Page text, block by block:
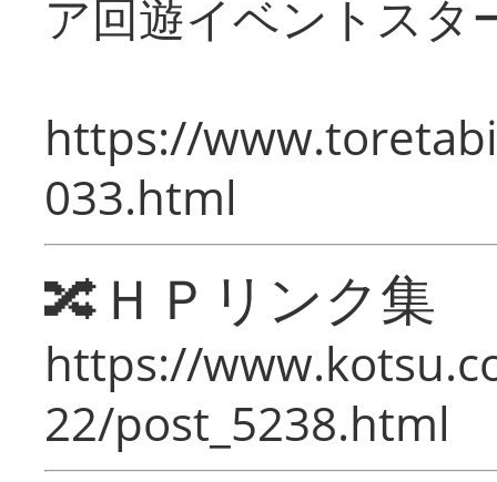
ア回遊イベントスタ
https://
033.html
🔀ＨＰリンク集
https://
22/post_5238.html